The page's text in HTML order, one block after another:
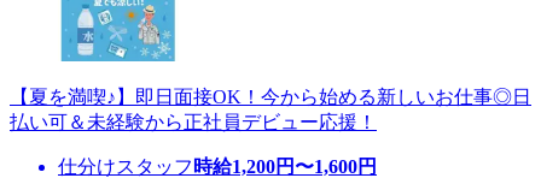
【夏を満喫♪】即日面接OK！今から始める新しいお仕事◎日
払い可＆未経験から正社員デビュー応援！
仕分けスタッフ 時給1,200円〜1,600円